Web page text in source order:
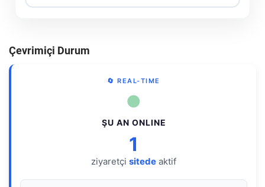
Çevrimiçi Durum
🔄 REAL-TIME
●
ŞU AN ONLINE
1
ziyaretçi sitede aktif